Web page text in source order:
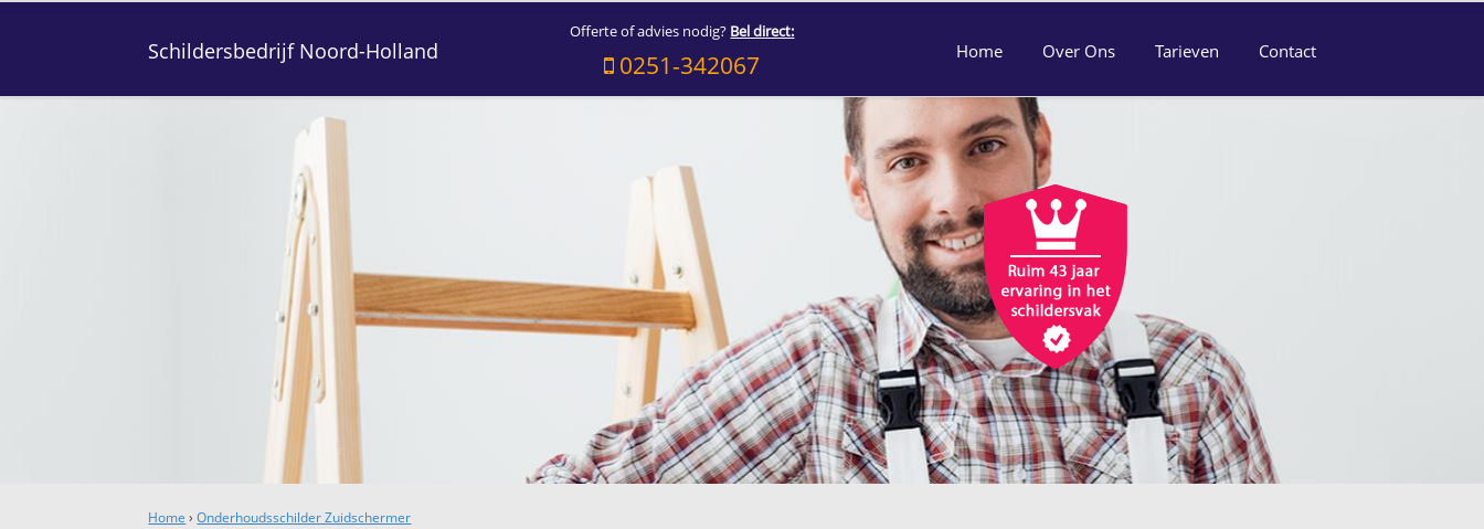
Schildersbedrijf Noord-Holland
Offerte of advies nodig? Bel direct:
0251-342067 Home Over Ons Tarieven Contact
Home ›Onderhoudsschilder Zuidschermer